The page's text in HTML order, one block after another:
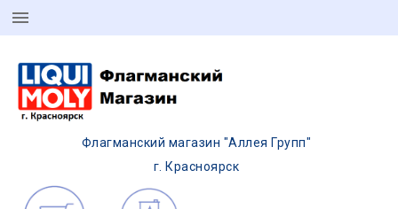
Флагманский магазин "Аллея Групп"
г. Красноярск